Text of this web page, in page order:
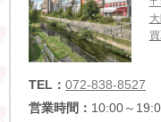
TEL： 072-838-8527
営業時間： 10:00～